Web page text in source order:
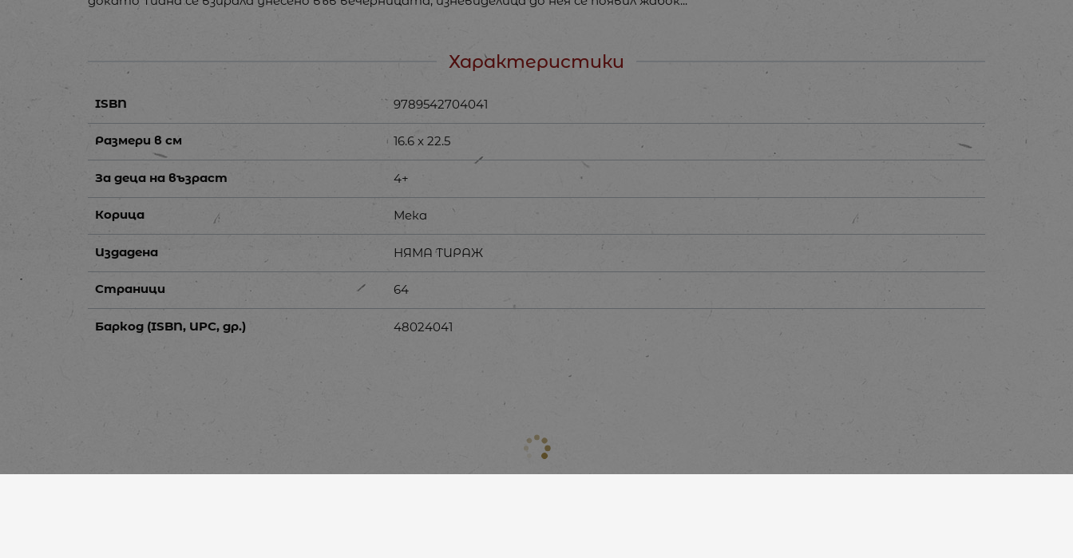
Характеристики
ISBN 9789542704041
Размери в см 16.6 x 22.5
За деца на възраст 4+
Корица Мека
Издадена НЯМА ТИРАЖ
Страници 64
Баркод (ISBN, UPC, др.) 48024041